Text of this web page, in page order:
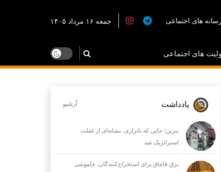
های اجتماعی جمعه ۱۶ مرداد ۱۴۰۵
های اجتماعی
یادداشت آرشیو
بنزین؛ جایی که ناترازی، نشانه‌ای از غفلت
استراتژیک شد
برق قاچاق برای استخراج‌کنندگان، خاموشی